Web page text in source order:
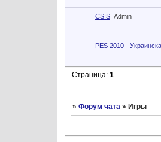
CS:S Admin
PES 2010 -
Страница: 1
» Форум чата » Игры